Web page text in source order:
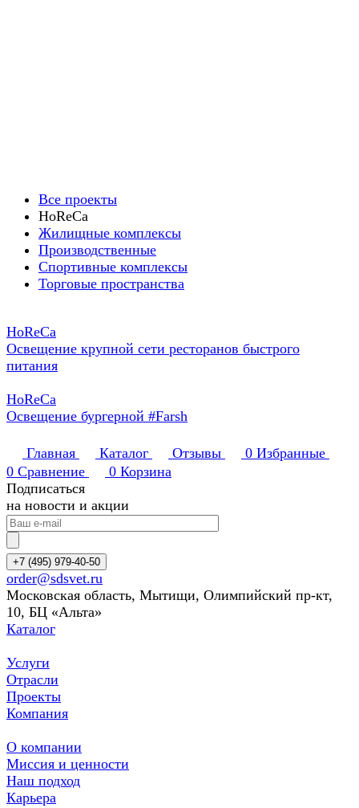
Все проекты
HoReCa
Жилищные комплексы
Производственные
Спортивные комплексы
Торговые пространства
HoReCa
Освещение крупной сети ресторанов быстрого
питания
HoReCa
Освещение бургерной #Farsh
Главная Каталог Отзывы 0 Избранные
0 Сравнение 0 Корзина
Подписаться
на новости и акции
+7 (495) 979-40-50
order@sdsvet.ru
Московская область, Мытищи, Олимпийский пр-кт,
10, БЦ «Альта»
Каталог
Услуги
Отрасли
Проекты
Компания
О компании
Миссия и ценности
Наш подход
Карьера